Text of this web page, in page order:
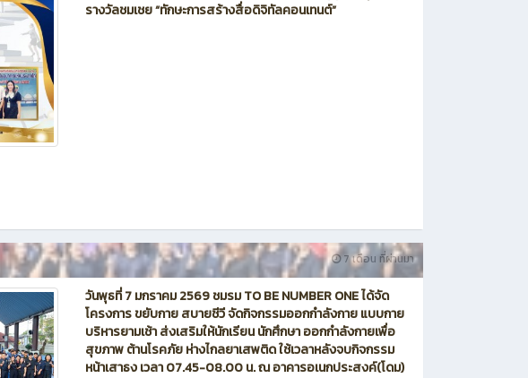
รางวัลชมเชย “ทักษะการสร้างสื่อดิจิทัลคอนเทนต์”
7 เดือน ที่ผ่านมา
วันพุธที่ 7 มกราคม 2569 ชมรม TO BE NUMBER ONE ได้จัด
โครงการ ขยับกาย สบายชีวี จัดกิจกรรมออกกำลังกาย แบบกาย
บริหารยามเช้า ส่งเสริมให้นักเรียน นักศึกษา ออกกำลังกายเพื่อ
สุขภาพ ต้านโรคภัย ห่างไกลยาเสพติด ใช้เวลาหลังจบกิจกรรม
หน้าเสาธง เวลา 07.45-08.00 น. ณ อาคารอเนกประสงค์(โดม)